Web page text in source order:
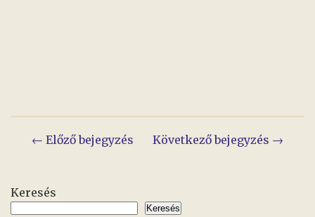
Keresés
Keresés
Bejegyzés
← Előző bejegyzés Következő bejegyzés →